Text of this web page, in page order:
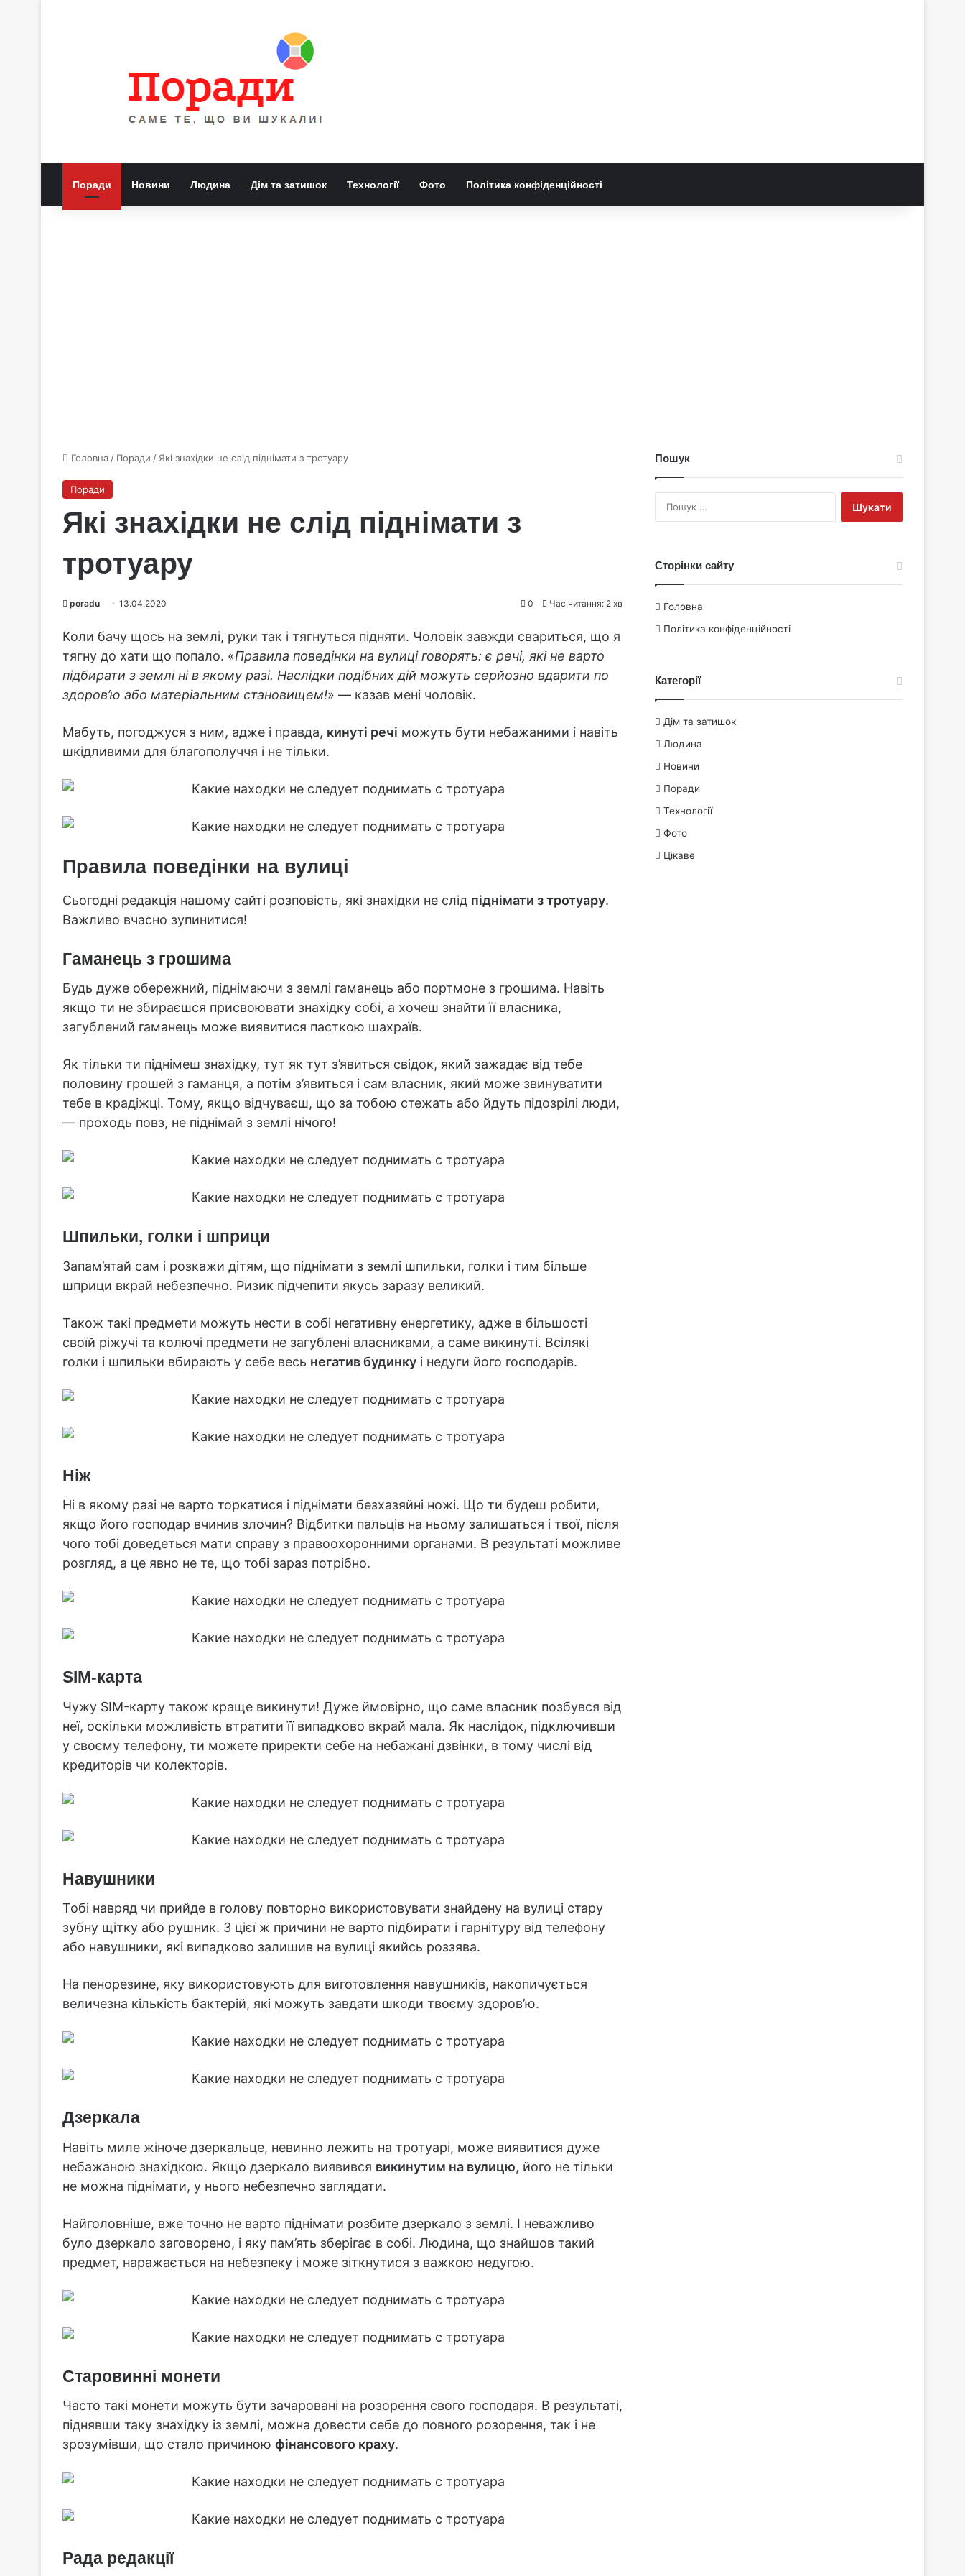
Поради Новини Людина Дім та затишок Технології Фото Політика конфіденційності
Головна / Поради / Які знахідки не слід піднімати з тротуару
Поради
Які знахідки не слід піднімати з
тротуару
poradu 13.04.2020 0 Час читання: 2 хв
Коли бачу щось на землі, руки так і тягнуться підняти. Чоловік завжди свариться, що я
тягну до хати що попало. «Правила поведінки на вулиці говорять: є речі, які не варто
підбирати з землі ні в якому разі. Наслідки подібних дій можуть серйозно вдарити по
здоров’ю або матеріальним становищем!» — казав мені чоловік.
Мабуть, погоджуся з ним, адже і правда, кинуті речі можуть бути небажаними і навіть
шкідливими для благополуччя і не тільки.
Правила поведінки на вулиці
Сьогодні редакція нашому сайті розповість, які знахідки не слід піднімати з тротуару.
Важливо вчасно зупинитися!
Гаманець з грошима
Будь дуже обережний, піднімаючи з землі гаманець або портмоне з грошима. Навіть
якщо ти не збираєшся присвоювати знахідку собі, а хочеш знайти її власника,
загублений гаманець може виявитися пасткою шахраїв.
Як тільки ти піднімеш знахідку, тут як тут з’явиться свідок, який зажадає від тебе
половину грошей з гаманця, а потім з’явиться і сам власник, який може звинуватити
тебе в крадіжці. Тому, якщо відчуваєш, що за тобою стежать або йдуть підозрілі люди,
— проходь повз, не піднімай з землі нічого!
Шпильки, голки і шприци
Запам’ятай сам і розкажи дітям, що піднімати з землі шпильки, голки і тим більше
шприци вкрай небезпечно. Ризик підчепити якусь заразу великий.
Також такі предмети можуть нести в собі негативну енергетику, адже в більшості
своїй ріжучі та колючі предмети не загублені власниками, а саме викинуті. Всілякі
голки і шпильки вбирають у себе весь негатив будинку і недуги його господарів.
Ніж
Ні в якому разі не варто торкатися і піднімати безхазяйні ножі. Що ти будеш робити,
якщо його господар вчинив злочин? Відбитки пальців на ньому залишаться і твої, після
чого тобі доведеться мати справу з правоохоронними органами. В результаті можливе
розгляд, а це явно не те, що тобі зараз потрібно.
SIM-карта
Чужу SIM-карту також краще викинути! Дуже ймовірно, що саме власник позбувся від
неї, оскільки можливість втратити її випадково вкрай мала. Як наслідок, підключивши
у своєму телефону, ти можете приректи себе на небажані дзвінки, в тому числі від
кредиторів чи колекторів.
Навушники
Тобі навряд чи прийде в голову повторно використовувати знайдену на вулиці стару
зубну щітку або рушник. З цієї ж причини не варто підбирати і гарнітуру від телефону
або навушники, які випадково залишив на вулиці якийсь роззява.
На пенорезине, яку використовують для виготовлення навушників, накопичується
величезна кількість бактерій, які можуть завдати шкоди твоєму здоров’ю.
Дзеркала
Навіть миле жіноче дзеркальце, невинно лежить на тротуарі, може виявитися дуже
небажаною знахідкою. Якщо дзеркало виявився викинутим на вулицю, його не тільки
не можна піднімати, у нього небезпечно заглядати.
Найголовніше, вже точно не варто піднімати розбите дзеркало з землі. І неважливо
було дзеркало заговорено, і яку пам’ять зберігає в собі. Людина, що знайшов такий
предмет, наражається на небезпеку і може зіткнутися з важкою недугою.
Старовинні монети
Часто такі монети можуть бути зачаровані на розорення свого господаря. В результаті,
піднявши таку знахідку із землі, можна довести себе до повного розорення, так і не
зрозумівши, що стало причиною фінансового краху.
Рада редакції
Пошук
Сторінки сайту
Головна
Політика конфіденційності
Категорії
Дім та затишок
Людина
Новини
Поради
Технології
Фото
Цікаве